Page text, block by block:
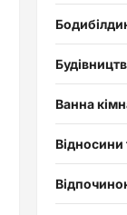
Ванна